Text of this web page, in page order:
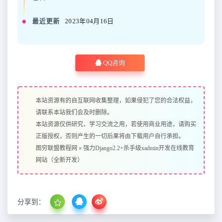
最近更新 2023年04月16日
QQ咨询
本站资源有的自互联网收集整理，如果侵犯了您的合法权益，
请联系本站我们会及时删除。
本站资源仅供研究、学习交流之用，若使用商业用途，请购买
正版授权，否则产生的一切后果将由下载用户自行承担。
图穷联盟教程网 » 强力Django2.2+杀手级xadmin开发在线教育
网站（全新开发）
分享到：